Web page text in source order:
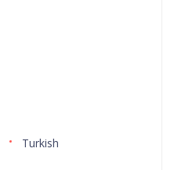
Turkish